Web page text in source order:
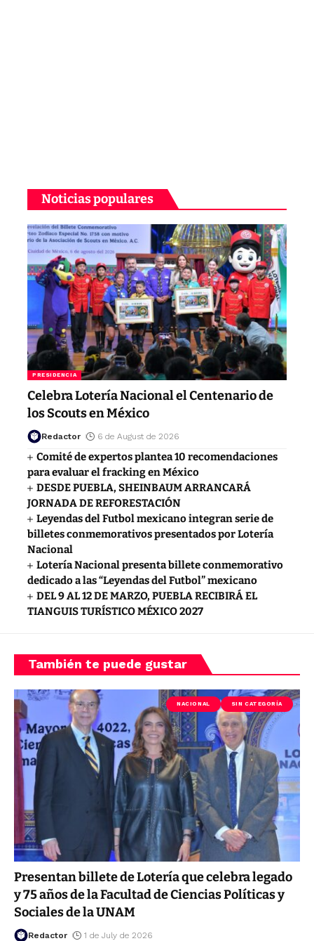
Noticias populares
PRESIDENCIA
Celebra Lotería Nacional el Centenario de
los Scouts en México
Redactor 6 de August de 2026
Comité de expertos plantea 10 recomendaciones
para evaluar el fracking en México
DESDE PUEBLA, SHEINBAUM ARRANCARÁ
JORNADA DE REFORESTACIÓN
Leyendas del Futbol mexicano integran serie de
billetes conmemorativos presentados por Lotería
Nacional
Lotería Nacional presenta billete conmemorativo
dedicado a las “Leyendas del Futbol” mexicano
DEL 9 AL 12 DE MARZO, PUEBLA RECIBIRÁ EL
TIANGUIS TURÍSTICO MÉXICO 2027
También te puede gustar
NACIONAL SIN CATEGORÍA
Presentan billete de Lotería que celebra legado
y 75 años de la Facultad de Ciencias Políticas y
Sociales de la UNAM
Redactor 1 de July de 2026